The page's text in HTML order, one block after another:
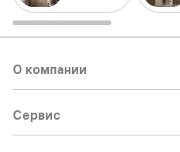
О компании
Сервис